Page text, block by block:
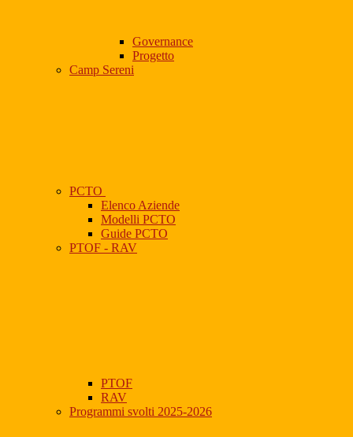
Governance
Progetto
Camp Sereni
PCTO
Elenco Aziende
Modelli PCTO
Guide PCTO
PTOF - RAV
PTOF
RAV
Programmi svolti 2025-2026